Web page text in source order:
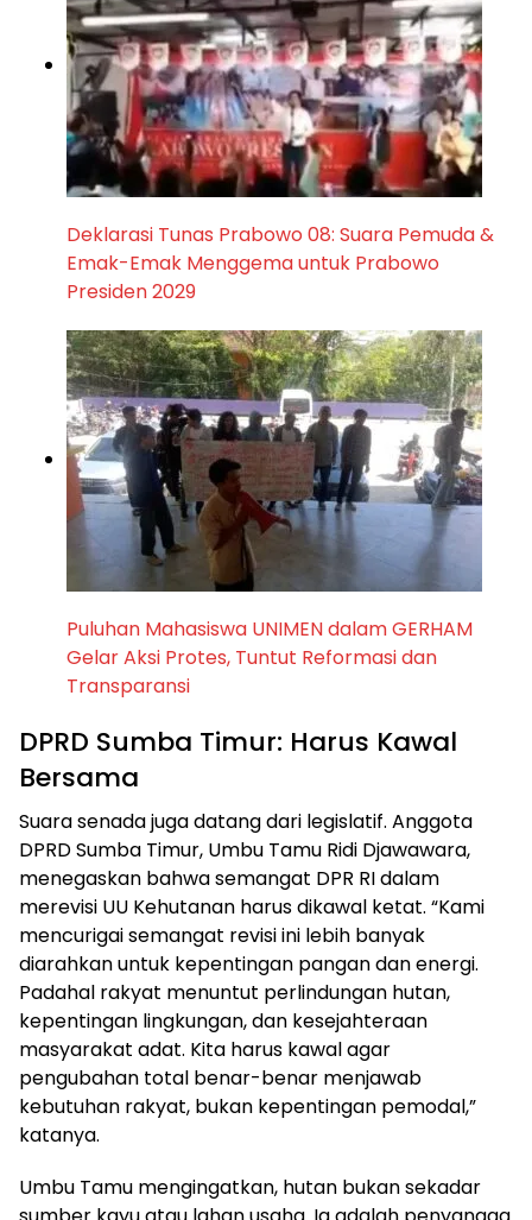
Deklarasi Tunas Prabowo 08: Suara Pemuda &
Emak-Emak Menggema untuk Prabowo
Presiden 2029
Puluhan Mahasiswa UNIMEN dalam GERHAM
Gelar Aksi Protes, Tuntut Reformasi dan
Transparansi
DPRD Sumba Timur: Harus Kawal
Bersama
Suara senada juga datang dari legislatif. Anggota
DPRD Sumba Timur, Umbu Tamu Ridi Djawawara,
menegaskan bahwa semangat DPR RI dalam
merevisi UU Kehutanan harus dikawal ketat. “Kami
mencurigai semangat revisi ini lebih banyak
diarahkan untuk kepentingan pangan dan energi.
Padahal rakyat menuntut perlindungan hutan,
kepentingan lingkungan, dan kesejahteraan
masyarakat adat. Kita harus kawal agar
pengubahan total benar-benar menjawab
kebutuhan rakyat, bukan kepentingan pemodal,”
katanya.
Umbu Tamu mengingatkan, hutan bukan sekadar